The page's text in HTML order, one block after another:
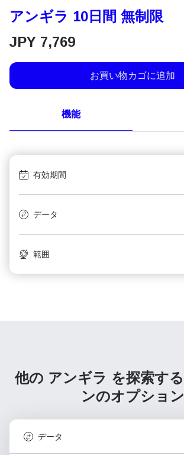
アンギラ 10日間 無制限
JPY 7,769
お買い物カゴに追加
機能
有効期間
データ
範囲
他の アンギラ を探索する
ンのオプション
データ